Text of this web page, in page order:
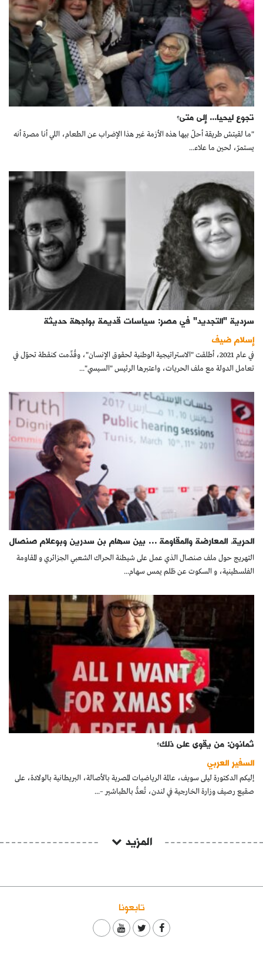
تجوع ليحيا... إلى متى؟
"ما لقيتش طريقة أحلّ بيها هذه الأزمة غير هذا الإضراب عن الطعام، اللي أنا مصرة أنه
يستمرّ، لحين ما علاء...
سردية "التجديد" في مصر: سياسات قديمة بواجهة حديثة
إسلام ضيف
في عام 2021، أطلقت "الاستراتيجية الوطنية لحقوق الإنسان"، وقُدِّمت كنقطة تحوّل في
تعامل الدولة مع ملف الحريات، واعتبرها الرئيس "السيسي"...
الحرية، المعارضة والمقاومة … بين سهام بن سدرين وبوعلام صنصال
التهريج حول ملف صنصال الذي عمل على شيطنة الحراك الشعبي الجزائري و المقاومة
الفلسطينية، و السكوت عن ظلم يمس سهام...
ثمانون: من يقوى على ذلك؟
السفير العربي
إليكم الدكتورة ليلى سويف، عالمة الرياضيات المصرية بالأصالة، البريطانية بالولادة، على
صقيع رصيف وزارة الخارجية في لندن، تُعدُّ بالطباشير –...
المزيد
تابعونا